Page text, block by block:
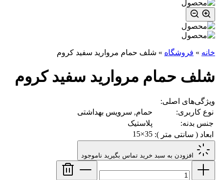
خانه » فروشگاه » شلف حمام مروارید سفید کروم
شلف حمام مروارید سفید کروم
ویژگی‌های اصلی:
نوع کاربری:
حمام, سرویس بهداشتی
جنس بدنه:
پلاستیک
ابعاد ( سانتی متر ): 35×15
افزودن به سبد خرید تماس بگیرید ناموجود